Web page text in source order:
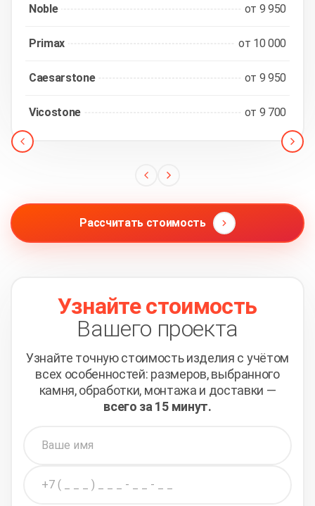
Noble от 9 950
Primax от 10 000
Caesarstone от 9 950
Vicostone от 9 700
Рассчитать стоимость
Узнайте стоимость
Вашего проекта
Узнайте точную стоимость изделия с учётом
всех особенностей: размеров, выбранного
камня, обработки, монтажа и доставки —
всего за 15 минут.